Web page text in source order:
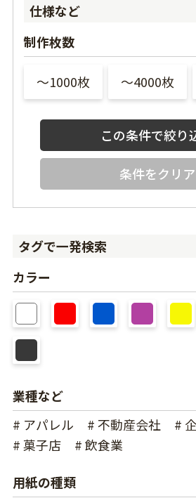
仕様など
制作枚数
〜1000枚 〜4000枚
条件をクリア
タグで一発検索
カラー
業種など
# アパレル
# 不動産会社 #
# 菓子店
# 飲食業
用紙の種類